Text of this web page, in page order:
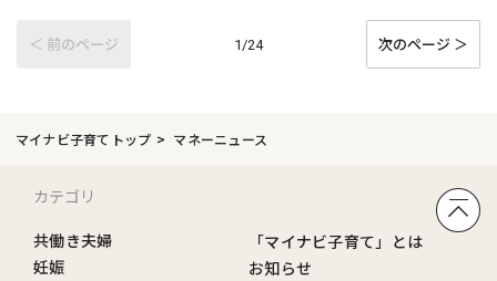
＜ 前のページ 1/24 次のページ ＞
マイナビ子育てトップ マネーニュース
カテゴリ
共働き夫婦
妊娠
「マイナビ子育て」とは
お知らせ